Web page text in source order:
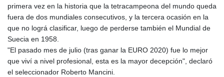
primera vez en la historia que la tetracampeona del mundo queda
fuera de dos mundiales consecutivos, y la tercera ocasión en la
que no lográ clasificar, luego de perderse también el Mundial de
Suecia en 1958.
"El pasado mes de julio (tras ganar la EURO 2020) fue lo mejor
que viví a nivel profesional, esta es la mayor decepción", declaró
el seleccionador Roberto Mancini.